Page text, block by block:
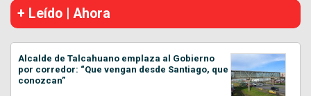
+ Leído | Ahora
Alcalde de Talcahuano emplaza al Gobierno
por corredor: “Que vengan desde Santiago, que
conozcan”